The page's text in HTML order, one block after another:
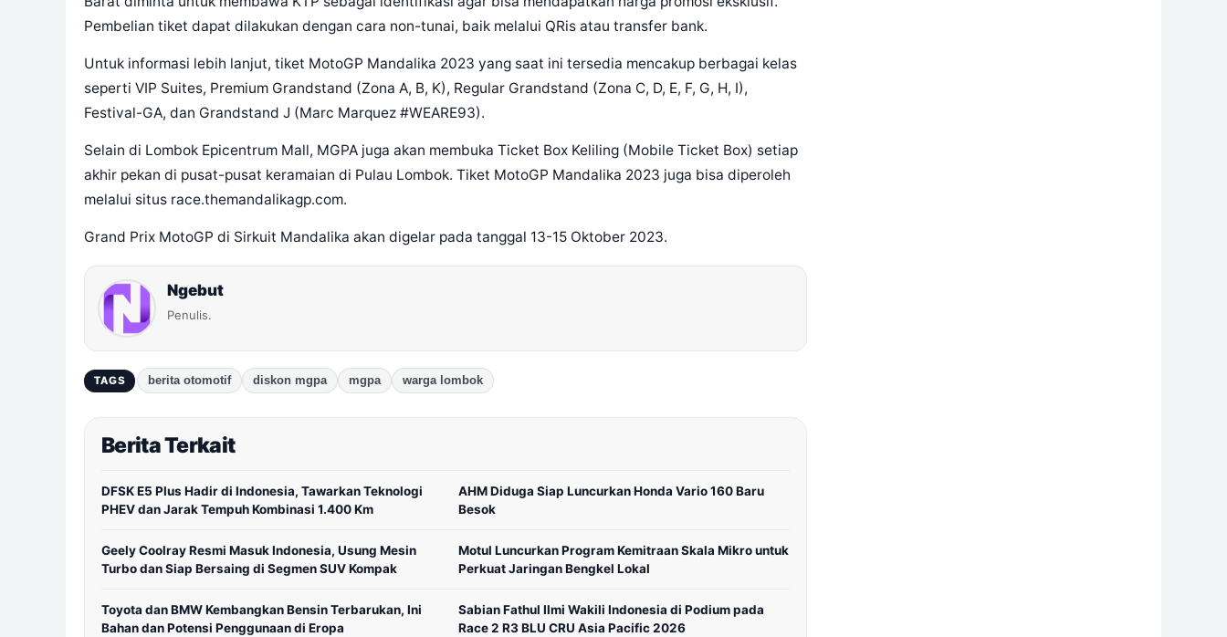
Pembelian tiket dapat dilakukan dengan cara non-tunai, baik melalui QRis atau transfer bank.
Untuk informasi lebih lanjut, tiket MotoGP Mandalika 2023 yang saat ini tersedia mencakup berbagai kelas
seperti VIP Suites, Premium Grandstand (Zona A, B, K), Regular Grandstand (Zona C, D, E, F, G, H, I),
Festival-GA, dan Grandstand J (Marc Marquez #WEARE93).
Selain di Lombok Epicentrum Mall, MGPA juga akan membuka Ticket Box Keliling (Mobile Ticket Box) setiap
akhir pekan di pusat-pusat keramaian di Pulau Lombok. Tiket MotoGP Mandalika 2023 juga bisa diperoleh
melalui situs race.themandalikagp.com.
Grand Prix MotoGP di Sirkuit Mandalika akan digelar pada tanggal 13-15 Oktober 2023.
Ngebut
Penulis.
TAGS berita otomotif diskon mgpa mgpa warga lombok
Berita Terkait
DFSK E5 Plus Hadir di Indonesia, Tawarkan Teknologi
PHEV dan Jarak Tempuh Kombinasi 1.400 Km
AHM Diduga Siap Luncurkan Honda Vario 160 Baru
Besok
Geely Coolray Resmi Masuk Indonesia, Usung Mesin
Turbo dan Siap Bersaing di Segmen SUV Kompak
Motul Luncurkan Program Kemitraan Skala Mikro untuk
Perkuat Jaringan Bengkel Lokal
Toyota dan BMW Kembangkan Bensin Terbarukan, Ini
Bahan dan Potensi Penggunaan di Eropa
Sabian Fathul Ilmi Wakili Indonesia di Podium pada
Race 2 R3 BLU CRU Asia Pacific 2026